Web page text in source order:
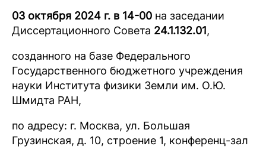
03 октября 2024 г. в 14-00 на заседании
Диссертационного Совета 24.1.132.01,
созданного на базе Федерального
Государственного бюджетного учреждения
науки Института физики Земли им. О.Ю.
Шмидта РАН,
по адресу: г. Москва, ул. Большая
Грузинская, д. 10, строение 1, конференц-зал